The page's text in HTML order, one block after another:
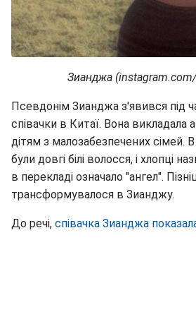
Зианджа
Псевдонім Зианджа з'явився під
співачки в Китаї. Вона викладала
дітям з малозабезпечених сімей.
були довгі білі волосся, і хлопці
в перекладі означало "ангел".
трансформувалося в Зианджу.
До речі, співачка Зианджа